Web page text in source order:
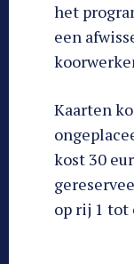
het
een
Kaarten
kost 30
op rij 1 tot